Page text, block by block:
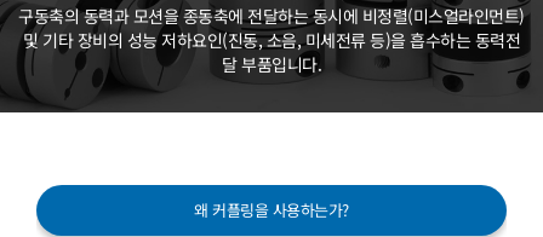
회사소개
고객센터
구동축의 동력과 모션을 종동축에 전달하는 동시에 비정렬(미스얼라인먼트)
및 기타 장비의 성능 저하요인(진동, 소음, 미세전류 등)을 흡수하는 동력전
달 부품입니다.
왜 커플링을 사용하는가?